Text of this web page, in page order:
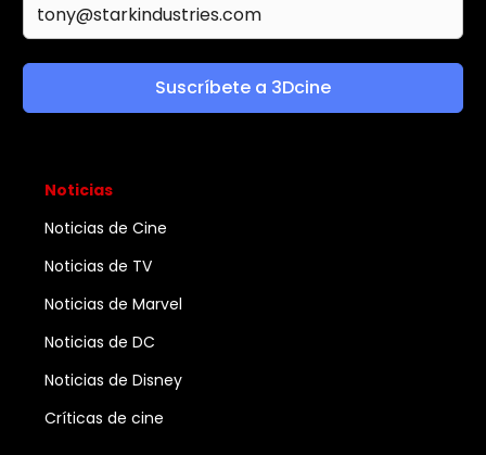
Suscríbete a 3Dcine
Noticias
Noticias de Cine
Noticias de TV
Noticias de Marvel
Noticias de DC
Noticias de Disney
Críticas de cine